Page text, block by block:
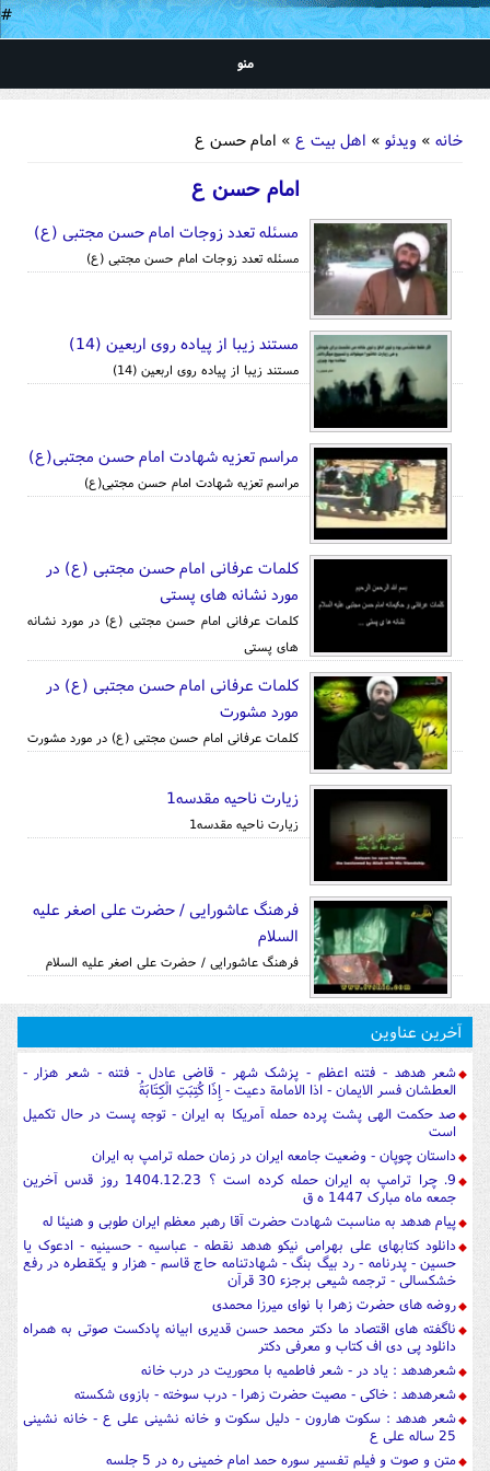
#
منو
خانه » ویدئو » اهل بیت ع » امام حسن ع
امام حسن ع
مسئله تعدد زوجات امام حسن مجتبی (ع)
مسئله تعدد زوجات امام حسن مجتبی (ع)
مستند زیبا از پیاده روی اربعین (14)
مستند زیبا از پیاده روی اربعین (14)
مراسم تعزیه شهادت امام حسن مجتبی(ع)
مراسم تعزیه شهادت امام حسن مجتبی(ع)
کلمات عرفانی امام حسن مجتبی (ع) در
مورد نشانه های پستی
کلمات عرفانی امام حسن مجتبی (ع) در مورد نشانه
های پستی
کلمات عرفانی امام حسن مجتبی (ع) در
مورد مشورت
کلمات عرفانی امام حسن مجتبی (ع) در مورد مشورت
زیارت ناحیه مقدسه1
زیارت ناحیه مقدسه1
فرهنگ عاشورایی / حضرت علی اصغر علیه
السلام
فرهنگ عاشورایی / حضرت علی اصغر علیه السلام
آخرین عناوین
شعر هدهد - فتنه اعظم - پزشک شهر - قاضی عادل - فتنه - شعر هزار -
العطشان فسر الایمان - اذا الامامة دعیت - إِذَا كُتِبَتِ الْكِتَابَةُ
صد حکمت الهی پشت پرده حمله آمریکا به ایران - توجه پست در حال تکمیل
است
داستان چوپان - وضعیت جامعه ایران در زمان حمله ترامپ به ایران
9. چرا ترامپ به ایران حمله کرده است ؟ 1404.12.23 روز قدس آخرین
جمعه ماه مبارک 1447 ه ق
پیام هدهد به مناسبت شهادت حضرت آقا رهبر معظم ایران طوبی و هنیئا له
دانلود کتابهای علی بهرامی نیکو هدهد نقطه - عباسیه - حسینیه - ادعوک یا
حسین - پدرنامه - رد بیگ بنگ - شهادتنامه حاج قاسم - هزار و یکقطره در رفع
خشکسالی - ترجمه شیعی برجزء 30 قرآن
روضه های حضرت زهرا با نوای میرزا محمدی
ناگفته های اقتصاد ما دکتر محمد حسن قدیری ابیانه پادکست صوتی به همراه
دانلود پی دی اف کتاب و معرفی دکتر
شعرهدهد : یاد در - شعر فاطمیه با محوریت در درب خانه
شعرهدهد : خاکی - مصیت حضرت زهرا - درب سوخته - بازوی شکسته
شعر هدهد : سکوت هارون - دلیل سکوت و خانه نشینی علی ع - خانه نشینی
25 ساله علی ع
متن و صوت و فیلم تفسیر سوره حمد امام خمینی ره در 5 جلسه